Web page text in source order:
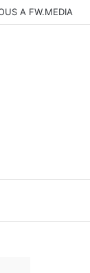
A FW.MEDIA